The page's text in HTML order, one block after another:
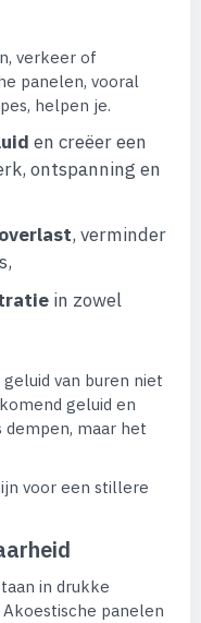
verkeer of
panelen, vooral
helpen je.
en creëer een
ontspanning en
, verminder
in zowel
van buren niet
geluid en
maar het
voor een stillere
in drukke
panelen